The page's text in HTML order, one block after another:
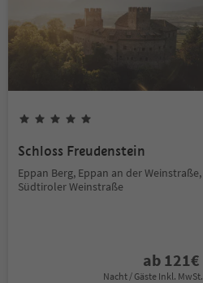
Schloss Freudenstein
Eppan Berg, Eppan an der Weinstraße,
Südtiroler Weinstraße
ab 121€
Nacht / Gäste Inkl. MwSt.